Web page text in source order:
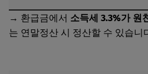
→ 환급금에서 소득세 3.3%가 원
는 연말정산 시 정산할 수 있습니